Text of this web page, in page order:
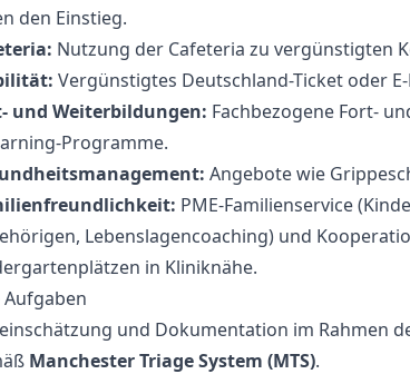
den Einstieg.
Nutzung der Cafeteria zu vergünstigten
Vergünstigtes Deutschland-Ticket oder
und Weiterbildungen: Fachbezogene Fort-
Angebote wie
PME-Familienservice
Lebenslagencoaching) und
in Kliniknähe.
und Dokumentation im Rahmen
Manchester Triage System (MTS).